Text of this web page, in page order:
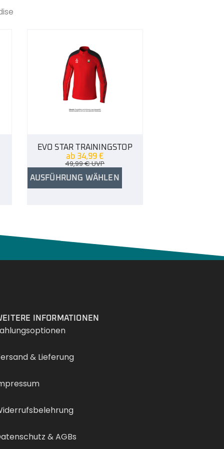
EVO STAR TRAININGSTOP
ab 34,99€
49,99€UVP
AUSFÜHRUNG WÄHLEN
INFORMATIONEN
& Lieferung
& AGBs